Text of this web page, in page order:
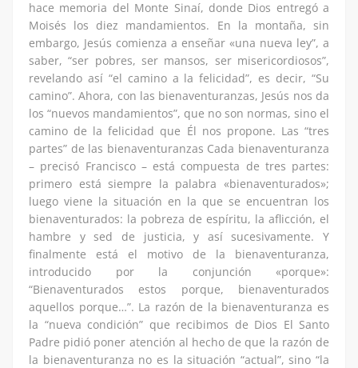
hace memoria del Monte Sinaí, donde Dios entregó a
Moisés los diez mandamientos. En la montaña, sin
embargo, Jesús comienza a enseñar «una nueva ley”, a
saber, “ser pobres, ser mansos, ser misericordiosos”,
revelando así “el camino a la felicidad”, es decir, “Su
camino”. Ahora, con las bienaventuranzas, Jesús nos da
los “nuevos mandamientos”, que no son normas, sino el
camino de la felicidad que Él nos propone. Las “tres
partes” de las bienaventuranzas Cada bienaventuranza
– precisó Francisco – está compuesta de tres partes:
primero está siempre la palabra «bienaventurados»;
luego viene la situación en la que se encuentran los
bienaventurados: la pobreza de espíritu, la aflicción, el
hambre y sed de justicia, y así sucesivamente. Y
finalmente está el motivo de la bienaventuranza,
introducido por la conjunción «porque»:
“Bienaventurados estos porque, bienaventurados
aquellos porque…”. La razón de la bienaventuranza es
la “nueva condición” que recibimos de Dios El Santo
Padre pidió poner atención al hecho de que la razón de
la bienaventuranza no es la situación “actual”, sino “la